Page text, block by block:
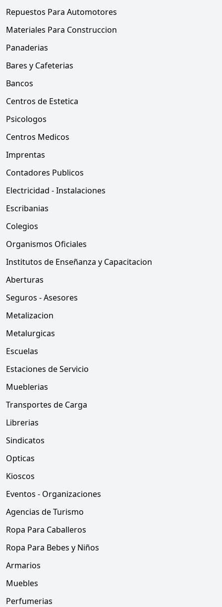
Repuestos Para Automotores
Materiales Para Construccion
Panaderias
Bares y Cafeterias
Bancos
Centros de Estetica
Psicologos
Centros Medicos
Imprentas
Contadores Publicos
Electricidad - Instalaciones
Escribanias
Colegios
Organismos Oficiales
Institutos de Enseñanza y Capacitacion
Aberturas
Seguros - Asesores
Metalizacion
Metalurgicas
Escuelas
Estaciones de Servicio
Mueblerias
Transportes de Carga
Librerias
Sindicatos
Opticas
Kioscos
Eventos - Organizaciones
Agencias de Turismo
Ropa Para Caballeros
Ropa Para Bebes y Niños
Armarios
Muebles
Perfumerias